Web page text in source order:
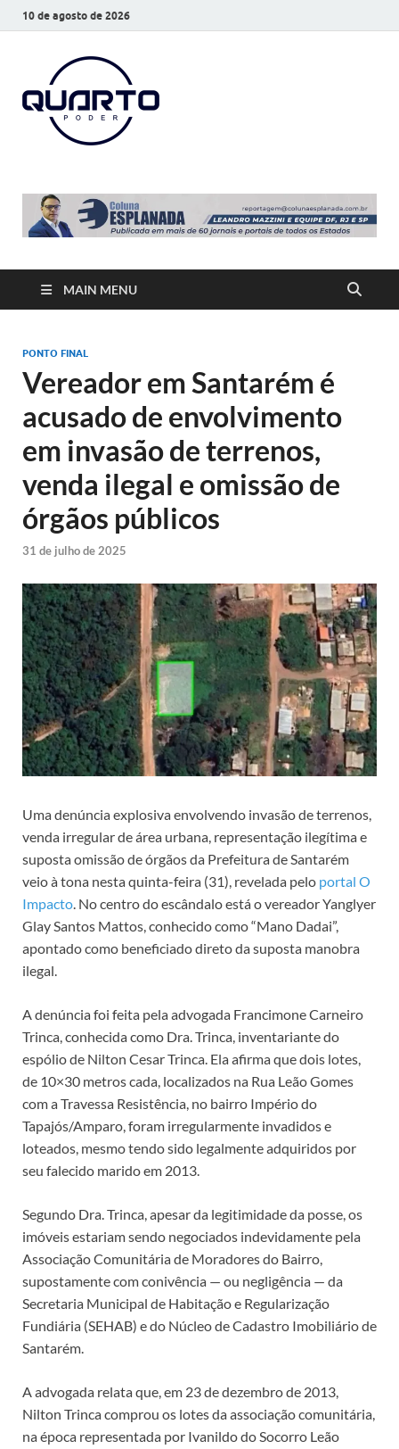
10 de agosto de 2026
MAIN MENU
PONTO FINAL
Vereador em Santarém é
acusado de envolvimento
em invasão de terrenos,
venda ilegal e omissão de
órgãos públicos
31 de julho de 2025
Uma denúncia explosiva envolvendo invasão de terrenos,
venda irregular de área urbana, representação ilegítima e
suposta omissão de órgãos da Prefeitura de Santarém
veio à tona nesta quinta-feira (31), revelada pelo portal O
Impacto. No centro do escândalo está o vereador Yanglyer
Glay Santos Mattos, conhecido como “Mano Dadai”,
apontado como beneficiado direto da suposta manobra
ilegal.
A denúncia foi feita pela advogada Francimone Carneiro
Trinca, conhecida como Dra. Trinca, inventariante do
espólio de Nilton Cesar Trinca. Ela afirma que dois lotes,
de 10×30 metros cada, localizados na Rua Leão Gomes
com a Travessa Resistência, no bairro Império do
Tapajós/Amparo, foram irregularmente invadidos e
loteados, mesmo tendo sido legalmente adquiridos por
seu falecido marido em 2013.
Segundo Dra. Trinca, apesar da legitimidade da posse, os
imóveis estariam sendo negociados indevidamente pela
Associação Comunitária de Moradores do Bairro,
supostamente com conivência — ou negligência — da
Secretaria Municipal de Habitação e Regularização
Fundiária (SEHAB) e do Núcleo de Cadastro Imobiliário de
Santarém.
A advogada relata que, em 23 de dezembro de 2013,
Nilton Trinca comprou os lotes da associação comunitária,
na época representada por Ivanildo do Socorro Leão